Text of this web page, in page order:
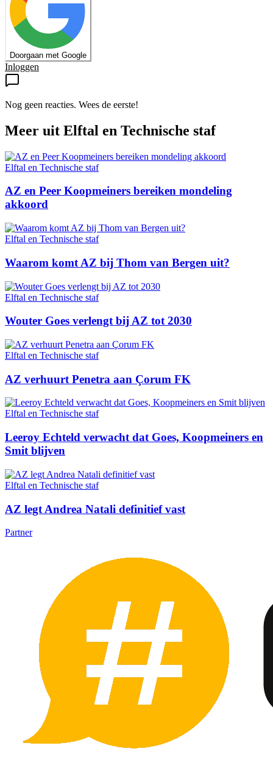
Doorgaan met Google
Inloggen
Nog geen reacties. Wees de eerste!
Meer uit Elftal en Technische staf
Elftal en Technische staf
AZ en Peer Koopmeiners bereiken mondeling
akkoord
Elftal en Technische staf
Waarom komt AZ bij Thom van Bergen uit?
Elftal en Technische staf
Wouter Goes verlengt bij AZ tot 2030
Elftal en Technische staf
AZ verhuurt Penetra aan Çorum FK
Elftal en Technische staf
Leeroy Echteld verwacht dat Goes, Koopmeiners en
Smit blijven
Elftal en Technische staf
AZ legt Andrea Natali definitief vast
Partner